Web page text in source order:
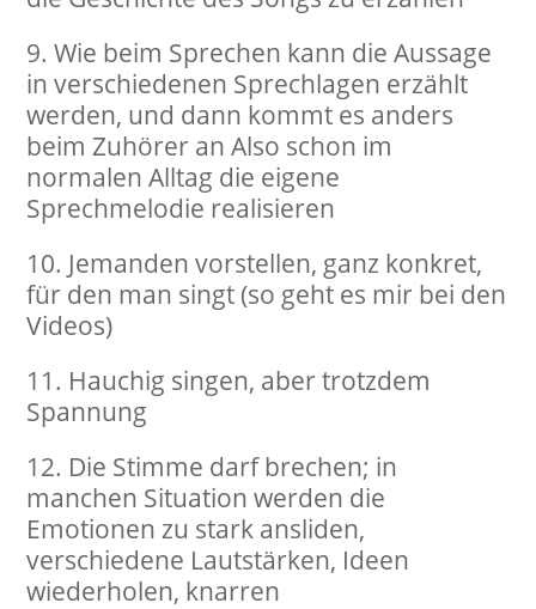
Wie beim Sprechen kann die Aussage
in verschiedenen Sprechlagen erzählt
werden, und dann kommt es anders
beim Zuhörer an Also schon im
normalen Alltag die eigene
Sprechmelodie realisieren
Jemanden vorstellen, ganz konkret,
für den man singt (so geht es mir bei den
Videos)
Hauchig singen, aber trotzdem
Spannung
Die Stimme darf brechen; in
manchen Situation werden die
Emotionen zu stark ansliden,
verschiedene Lautstärken, Ideen
wiederholen, knarren